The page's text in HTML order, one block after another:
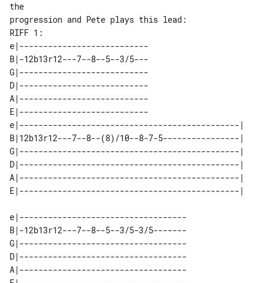
the
RIFF 1:
e|---------------------------
B|-12b13r12---7--8--5--3/5---
G|---------------------------
D|---------------------------
A|---------------------------
E|---------------------------
e|----------------------------------------------|
B|12b13r12---7--8--(8)/10--8-7-5----------------|
G|----------------------------------------------|
D|----------------------------------------------|
A|----------------------------------------------|
e|-----------------------------------
B|-12b13r12---7--8--5--3/5-3/5-------
G|-----------------------------------
D|-----------------------------------
A|-----------------------------------